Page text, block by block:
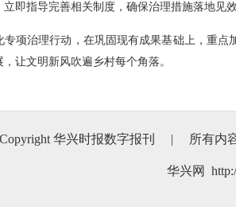
即指导完善相关制度，确保治理措施落地见
专项治理行动，在巩固现有成果基础上，重点
让文明新风吹遍乡村每个角落。
Copyright 华兴时报数字报刊 | 所有内
华兴网